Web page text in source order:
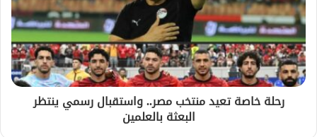
رحلة خاصة تعيد منتخب مصر.. واستقبال رسمي ينتظر
البعثة بالعلمين